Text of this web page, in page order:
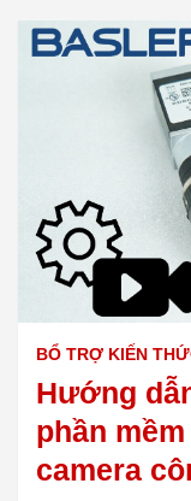
BỔ TRỢ KIẾN
Hướng
phần
camera